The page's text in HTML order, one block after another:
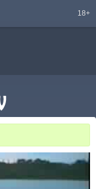
18+